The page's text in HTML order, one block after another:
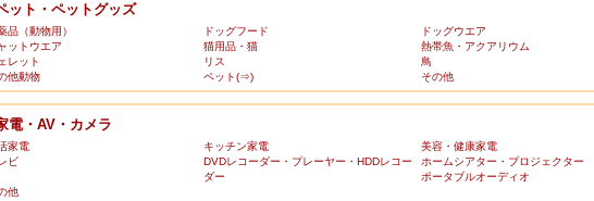
ット・ペットグッズ
品（動物用） ドッグフード ドッグウエア
ットウエア
猫用品・猫 熱帯魚・アクアリウム
レット
リス 鳥
他動物
ペット(⇒) その他
電・AV・カメラ
家電 キッチン家電 美容・健康家電
ビ
DVDレコーダー・プレーヤー・HDDレコー
ダー
ホームシアター・プロジェクター
ポータブルオーディオ
他